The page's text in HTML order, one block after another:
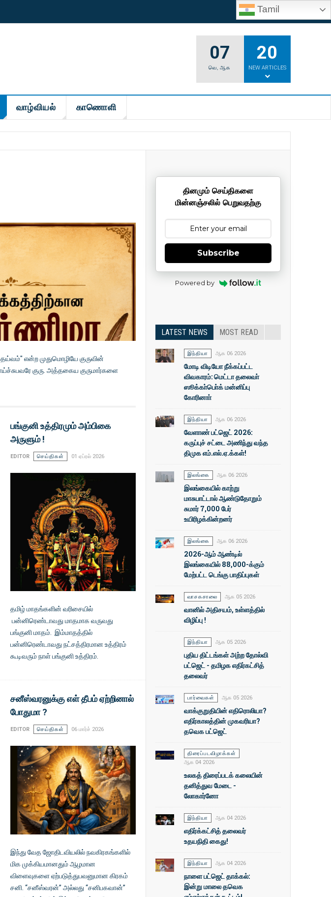
Tamil
07
வெ,ஆக
20
NEW ARTICLES
வாழ்வியல் காணொளி
என்ற முதுமொழியே குருவின்
குரு. அத்தகைய குருமார்களை
பங்குனி உத்திரமும் அம்பிகை
அருளும் !
EDITOR செய்திகள் 01 ஏப்ரல் 2026
தமிழ் மாதங்களின் வரிசையில்
பன்னிரெண்டாவது மாதமாக வருவது
பங்குனி மாதம். இம்மாதத்தில்
பன்னிரெண்டாவது நட்சத்திரமான உத்திரம்
கூடிவரும் நாள் பங்குனி உத்திரம்.
சனீஸ்வரனுக்கு எள் தீபம் ஏற்றினால்
போதுமா ?
EDITOR செய்திகள் 06 மார்ச் 2026
இந்து வேத ஜோதிடவியலில் நவகிரகங்களில்
மிக முக்கியமானதும் ஆழமான
விளைவுகளை ஏற்படுத்துபவனுமான கிரகம்
சனி. “சனீஸ்வரன்” அல்லது “சனிபகவான்”
தினமும் செய்திகளை
மின்னஞ்சலில் பெறுவதற்கு
Subscribe
Powered by
LATEST NEWS MOST READ
இந்தியா ஆக 06 2026
மோடி விடியோ நீக்கப்பட்ட
விவகாரம்: மெட்டா தலைவா்
ஸூக்கா்பொ்க் மன்னிப்பு
கோரினாா்
இந்தியா ஆக 06 2026
வேளாண் பட்ஜெட் 2026:
கருப்புச் சட்டை அணிந்து வந்த
திமுக எம்.எல்.ஏ.க்கள்!
இலங்கை ஆக 06 2026
இலங்கையில் காற்று
மாசுபாட்டால் ஆண்டுதோறும்
சுமார் 7,000 பேர்
உயிரிழக்கின்றனர்
இலங்கை ஆக 06 2026
2026-ஆம் ஆண்டில்
இலங்கையில் 88,000-க்கும்
மேற்பட்ட டெங்கு பாதிப்புகள்
வாசகசாலை ஆக 05 2026
வானில் அதிசயம், உள்ளத்தில்
விழிப்பு !
இந்தியா ஆக 05 2026
புதிய திட்டங்கள் அற்ற தோல்வி
பட்ஜெட் - தமிழக எதிர்கட்சித்
தலைவர்
பார்வைகள் ஆக 05 2026
வாக்குறுதியின் எதிரொலியா?
எதிர்காலத்தின் முகவரியா?
தவெக பட்ஜெட்
திரைப்படவிழாக்கள்
ஆக 04 2026
உலகத் திரைப்படக் கலையின்
தனித்துவ மேடை -
லோகார்னோ
இந்தியா ஆக 04 2026
எதிர்க்கட்சித் தலைவர்
உதயநிதி கைது!
இந்தியா ஆக 04 2026
நாளை பட்ஜெட் தாக்கல்:
இன்று மாலை தவெக